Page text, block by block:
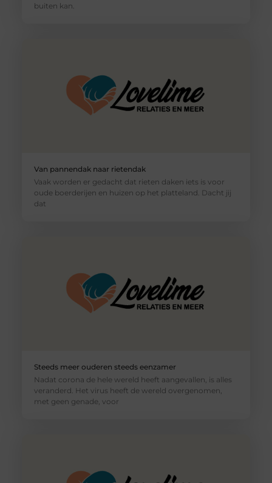
buiten kan.
Van pannendak naar rietendak
Vaak worden er gedacht dat rieten daken iets is voor
oude boerderijen en huizen op het platteland. Dacht jij
dat
Steeds meer ouderen steeds eenzamer
Nadat corona de hele wereld heeft aangevallen, is alles
veranderd. Het virus heeft de wereld overgenomen,
met geen genade, voor